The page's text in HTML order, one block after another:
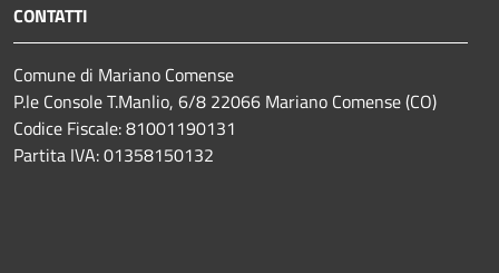
CONTATTI
Comune di Mariano Comense
P.le Console T.Manlio, 6/8 22066 Mariano Comense (CO)
Codice Fiscale: 81001190131
Partita IVA: 01358150132